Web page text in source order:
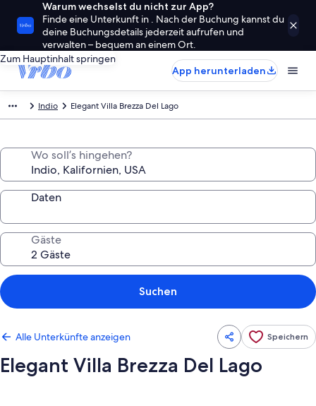
Warum wechselst du nicht zur App?
Finde eine Unterkunft in . Nach der Buchung kannst du
deine Buchungsdetails jederzeit aufrufen und
verwalten – bequem an einem Ort.
Zum Hauptinhalt springen
App herunterladen
Indio Elegant Villa Brezza Del Lago
Wo soll’s hingehen?
Daten
Gäste
Suchen
Alle Unterkünfte anzeigen Speichern
Elegant Villa Brezza Del Lago